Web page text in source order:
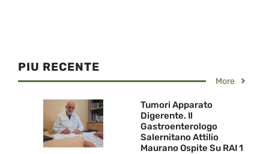
PIU RECENTE
More
Tumori Apparato
Digerente. Il
Gastroenterologo
Salernitano Attilio
Maurano Ospite Su RAI 1